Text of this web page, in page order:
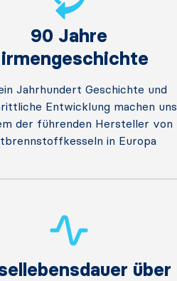
90 Jahre
Jahrhundert Geschichte und
Entwicklung machen uns
der führenden Hersteller von
in Europa
über